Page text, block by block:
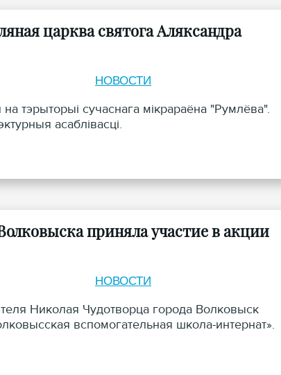
царква святога Аляксандра
НОВОСТИ
тэрыторыі сучаснага мікрараёна "Румлёва".
асаблівасці.
приняла участие в акции
НОВОСТИ
Николая Чудотворца города Волковыск
вспомогательная школа-интернат».